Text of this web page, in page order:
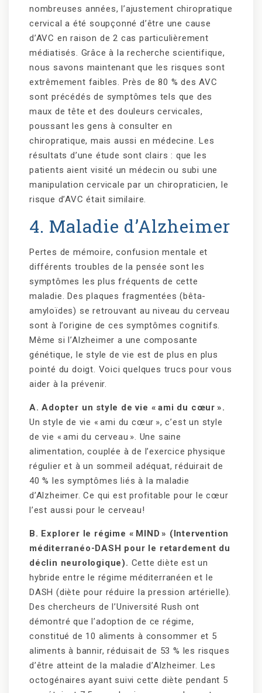
nombreuses années, l’ajustement chiropratique
cervical a été soupçonné d’être une cause
d’AVC en raison de 2 cas particulièrement
médiatisés. Grâce à la recherche scientifique,
nous savons maintenant que les risques sont
extrêmement faibles. Près de 80 % des AVC
sont précédés de symptômes tels que des
maux de tête et des douleurs cervicales,
poussant les gens à consulter en
chiropratique, mais aussi en médecine. Les
résultats d’une étude sont clairs : que les
patients aient visité un médecin ou subi une
manipulation cervicale par un chiropraticien, le
risque d’AVC était similaire.
4. Maladie d’Alzheimer
Pertes de mémoire, confusion mentale et
différents troubles de la pensée sont les
symptômes les plus fréquents de cette
maladie. Des plaques fragmentées (bêta-
amyloïdes) se retrouvant au niveau du cerveau
sont à l’origine de ces symptômes cognitifs.
Même si l’Alzheimer a une composante
génétique, le style de vie est de plus en plus
pointé du doigt. Voici quelques trucs pour vous
aider à la prévenir.
A. Adopter un style de vie « ami du cœur ».
Un style de vie « ami du cœur », c’est un style
de vie « ami du cerveau ». Une saine
alimentation, couplée à de l’exercice physique
régulier et à un sommeil adéquat, réduirait de
40 % les symptômes liés à la maladie
d’Alzheimer. Ce qui est profitable pour le cœur
l’est aussi pour le cerveau!
B. Explorer le régime « MIND » (Intervention
méditerranéo-DASH pour le retardement du
déclin neurologique). Cette diète est un
hybride entre le régime méditerranéen et le
DASH (diète pour réduire la pression artérielle).
Des chercheurs de l’Université Rush ont
démontré que l’adoption de ce régime,
constitué de 10 aliments à consommer et 5
aliments à bannir, réduisait de 53 % les risques
d’être atteint de la maladie d’Alzheimer. Les
octogénaires ayant suivi cette diète pendant 5